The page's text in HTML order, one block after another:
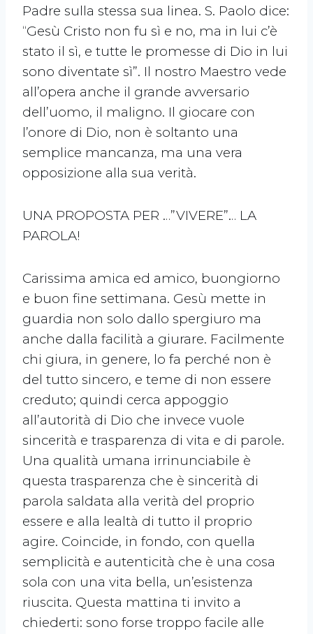
Padre sulla stessa sua linea. S. Paolo dice:
“Gesù Cristo non fu sì e no, ma in lui c’è
stato il sì, e tutte le promesse di Dio in lui
sono diventate sì”. Il nostro Maestro vede
all’opera anche il grande avversario
dell’uomo, il maligno. Il giocare con
l’onore di Dio, non è soltanto una
semplice mancanza, ma una vera
opposizione alla sua verità.
UNA PROPOSTA PER …”VIVERE”… LA
PAROLA!
Carissima amica ed amico, buongiorno
e buon fine settimana. Gesù mette in
guardia non solo dallo spergiuro ma
anche dalla facilità a giurare. Facilmente
chi giura, in genere, lo fa perché non è
del tutto sincero, e teme di non essere
creduto; quindi cerca appoggio
all’autorità di Dio che invece vuole
sincerità e trasparenza di vita e di parole.
Una qualità umana irrinunciabile è
questa trasparenza che è sincerità di
parola saldata alla verità del proprio
essere e alla lealtà di tutto il proprio
agire. Coincide, in fondo, con quella
semplicità e autenticità che è una cosa
sola con una vita bella, un’esistenza
riuscita. Questa mattina ti invito a
chiederti: sono forse troppo facile alle